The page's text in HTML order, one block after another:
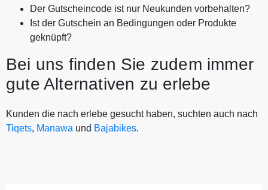
Der Gutscheincode ist nur Neukunden vorbehalten?
Ist der Gutschein an Bedingungen oder Produkte
geknüpft?
Bei uns finden Sie zudem immer
gute Alternativen zu erlebe
Kunden die nach erlebe gesucht haben, suchten auch nach
Tiqets, Manawa und Bajabikes.